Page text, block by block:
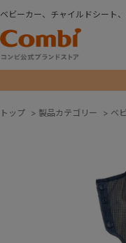
ベビーカー、チャイルドシート
トップ > 製品カテゴリー > ベ